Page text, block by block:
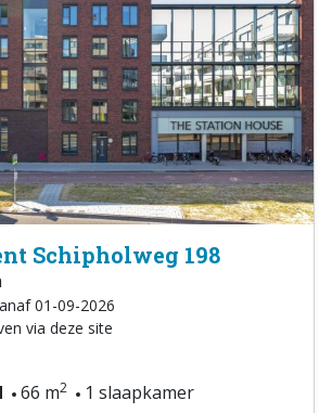
Schipholweg 198
01-09-2026
via deze site
66 m2 1 slaapkamer